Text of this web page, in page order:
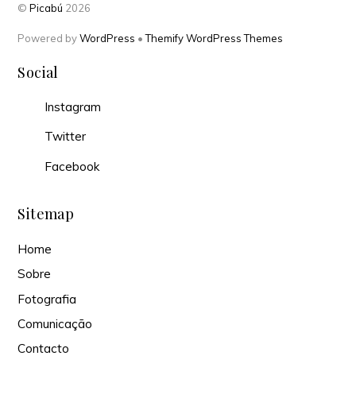
©Picabú 2026
Powered byWordPress •Themify WordPress Themes
Social
Instagram
Twitter
Facebook
Sitemap
Home
Sobre
Fotografia
Comunicação
Contacto